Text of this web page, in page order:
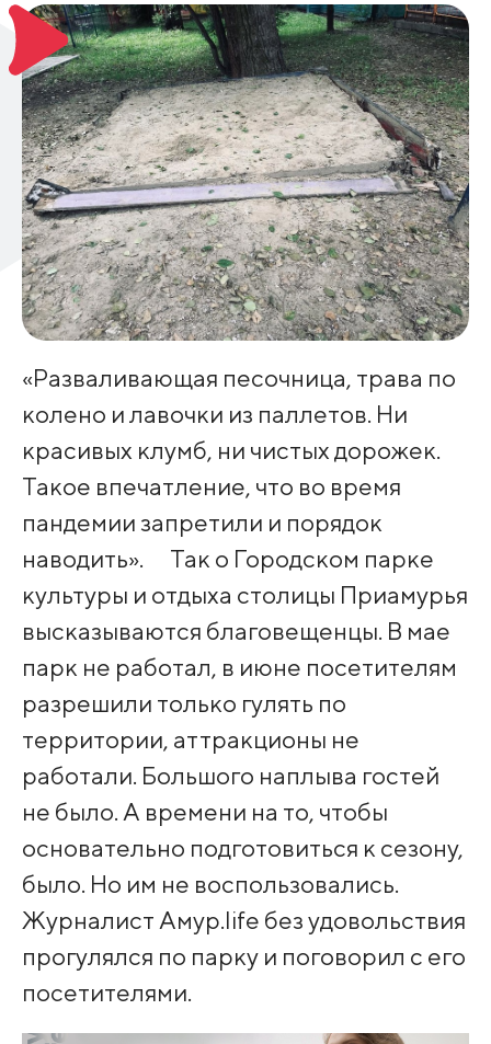
«Разваливающая песочница, трава по
колено и лавочки из паллетов. Ни
красивых клумб, ни чистых дорожек.
Такое впечатление, что во время
пандемии запретили и порядок
наводить». ⠀ Так о Городском парке
культуры и отдыха столицы Приамурья
высказываются благовещенцы. В мае
парк не работал, в июне посетителям
разрешили только гулять по
территории, аттракционы не
работали. Большого наплыва гостей
не было. А времени на то, чтобы
основательно подготовиться к сезону,
было. Но им не воспользовались. ⠀
Журналист Амур.life без удовольствия
прогулялся по парку и поговорил с его
посетителями.